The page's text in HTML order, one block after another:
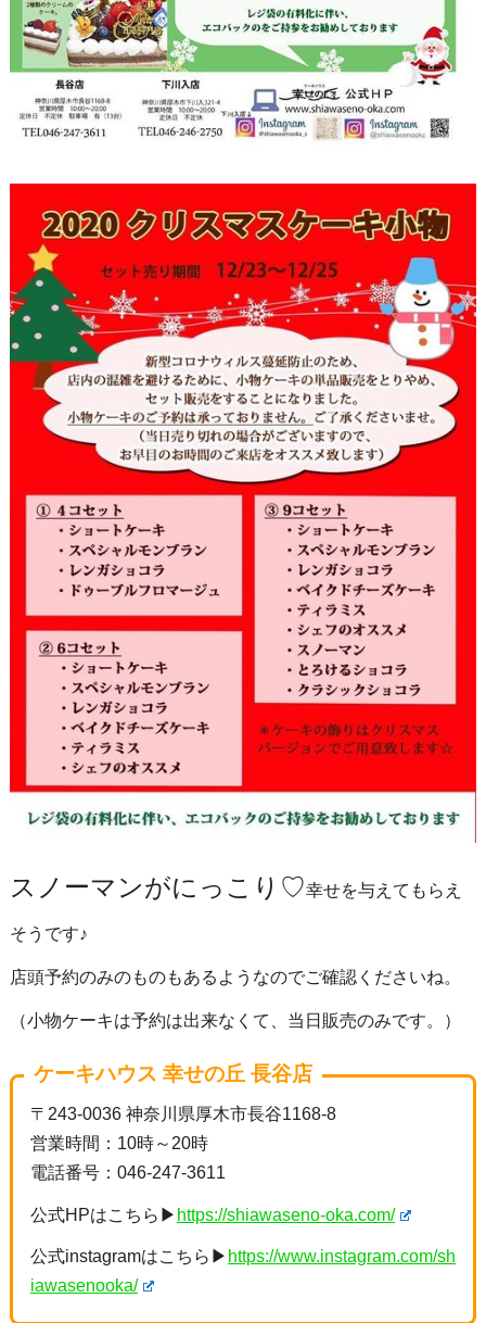
スノーマンがにっこり♡幸せを与えてもらえ
そうです♪
店頭予約のみのものもあるようなのでご確認くださいね。
（小物ケーキは予約は出来なくて、当日販売のみです。）
ケーキハウス 幸せの丘 長谷店
〒243-0036 神奈川県厚木市長谷1168-8
営業時間：10時～20時
電話番号：046-247-3611
公式HPはこちら▶ https://shiawaseno-oka.com/
公式instagramはこちら▶ https://www.instagram.com/sh
iawasenooka/